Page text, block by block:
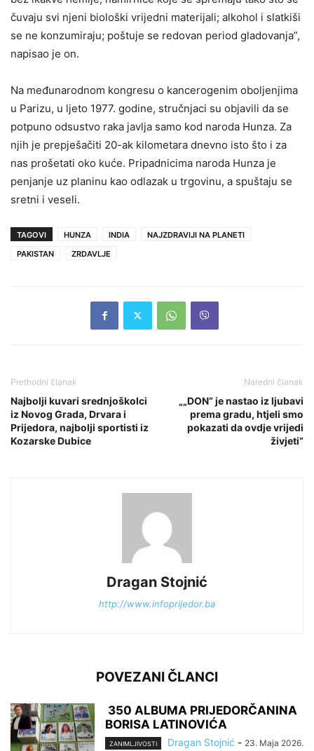
čuvaju svi njeni biološki vrijedni materijali; alkohol i slatkiši
se ne konzumiraju; poštuje se redovan period gladovanja”,
napisao je on.
Na međunarodnom kongresu o kancerogenim oboljenjima
u Parizu, u ljeto 1977. godine, stručnjaci su objavili da se
potpuno odsustvo raka javlja samo kod naroda Hunza. Za
njih je prepješačiti 20-ak kilometara dnevno isto što i za
nas prošetati oko kuće. Pripadnicima naroda Hunza je
penjanje uz planinu kao odlazak u trgovinu, a spuštaju se
sretni i veseli.
TAGOVI HUNZA INDIA
NAJZDRAVIJI NA PLANETI
PAKISTAN
ZRDAVLJE
Prethodni članak
Najbolji kuvari srednjoškolci
iz Novog Grada, Drvara i
Prijedora, najbolji sportisti iz
Kozarske Dubice
Naredni članak
„„DON“ je nastao iz ljubavi
prema gradu, htjeli smo
pokazati da ovdje vrijedi
živjeti“
Dragan Stojnić
http://www.infoprijedor.ba
POVEZANI ČLANCI
350 ALBUMA PRIJEDORČANINA
BORISA LATINOVIĆA
ZANIMLJIVOSTI Dragan Stojnić - 23. Maja 2026.